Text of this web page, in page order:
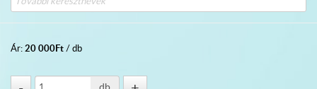
Ár:20 000Ft/ db